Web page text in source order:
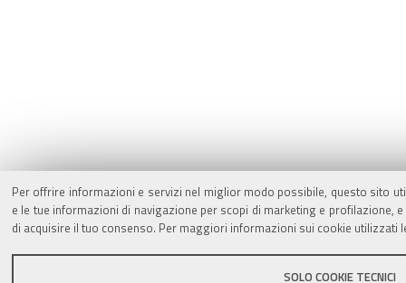
Per offrire informazioni e servizi nel miglior modo possibile, questo sito
e le tue informazioni di navigazione per scopi di marketing e
di acquisire il tuo consenso. Per maggiori informazioni sui cookie utilizzati
SOLO COOKIE TECNICI